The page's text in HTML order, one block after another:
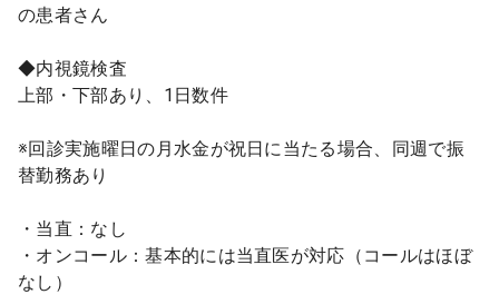
の患者さん
◆内視鏡検査
上部・下部あり、1日数件
※回診実施曜日の月水金が祝日に当たる場合、同週で振
替勤務あり
・当直：なし
・オンコール：基本的には当直医が対応（コールはほぼ
なし）